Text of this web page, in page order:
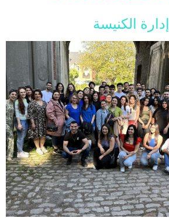
إدارة الكنيسة